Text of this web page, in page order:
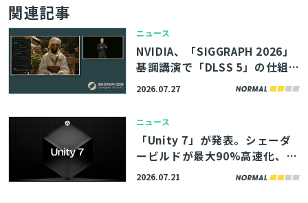
関連記事
ニュース
NVIDIA、「SIGGRAPH 2026」
基調講演で「DLSS 5」の仕組
みを解説。制作者が生成結果を
2026.07.27
ニュース
「Unity 7」が発表。シェーダ
ービルドが最大90%高速化、U
nity 6から再構築なしで移行可
2026.07.21